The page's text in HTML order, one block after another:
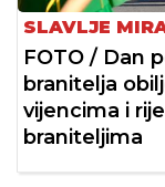
SLAVLJE
FOTO / Dan
branitelja
vijencima i
braniteljima